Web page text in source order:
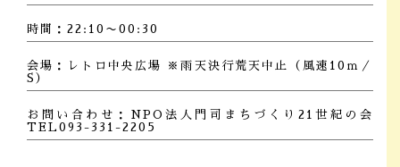
時間：22:10〜00:30
会場：レトロ中央広場 ※雨天決行荒天中止（風速10ｍ／
S）
お問い合わせ：NPO法人門司まちづくり21世紀の会
TEL093-331-2205